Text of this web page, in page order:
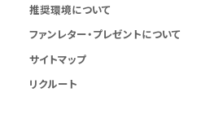
推奨環境について
ファンレター・プレゼントについて
サイトマップ
リクルート